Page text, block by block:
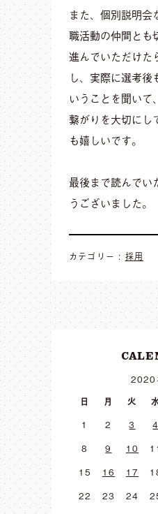
また、個別説明会
職活動の仲間とも
進んでいただけた
し、実際に選考後
いうことを聞いて
繋がりを大切にし
も嬉しいです。
最後まで読んでい
うございました。
カテゴリー : 採用
2020
日
月 火
1
2 3 4
8
9 10
15
16 17
22
23 24